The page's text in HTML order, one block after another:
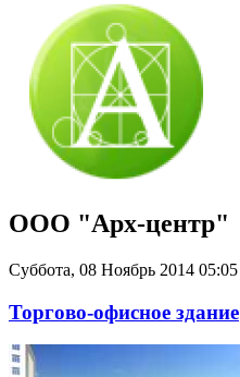
ООО "Арх-центр"
Суббота, 08 Ноябрь 2014 05:05
Торгово-офисное здание